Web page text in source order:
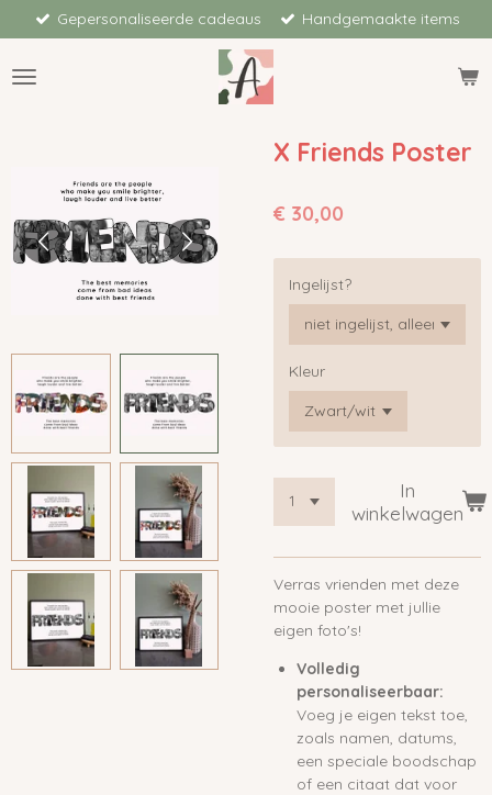
direct
naar
de
Gepersonaliseerde cadeaus Handgemaakte items
X Friends Poster
€ 30,00
Ingelijst?
Kleur
In
winkelwagen
Verras vrienden met deze
mooie poster met jullie
eigen foto's!
Volledig
personaliseerbaar:
Voeg je eigen tekst toe,
zoals namen, datums,
een speciale boodschap
of een citaat dat voor